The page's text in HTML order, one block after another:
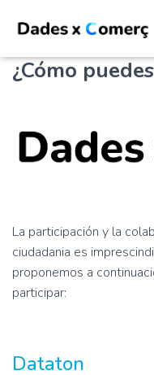
¿Cómo
La participación y la
ciudadania es
proponemos a
participar:
Dataton